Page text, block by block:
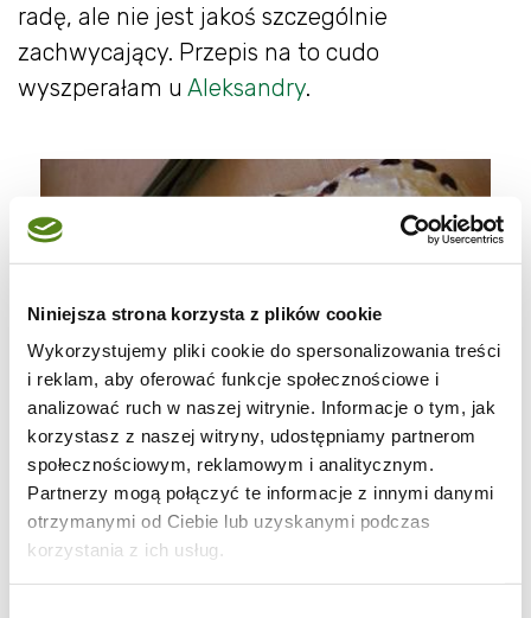
Niniejsza strona korzysta z plików cookie
Wykorzystujemy pliki cookie do spersonalizowania treści
i reklam, aby oferować funkcje społecznościowe i
analizować ruch w naszej witrynie. Informacje o tym, jak
korzystasz z naszej witryny, udostępniamy partnerom
społecznościowym, reklamowym i analitycznym.
Partnerzy mogą połączyć te informacje z innymi danymi
otrzymanymi od Ciebie lub uzyskanymi podczas
korzystania z ich usług.
radę, ale nie jest jakoś szczególnie
zachwycający. Przepis na to cudo
wyszperałam u Aleksandry.